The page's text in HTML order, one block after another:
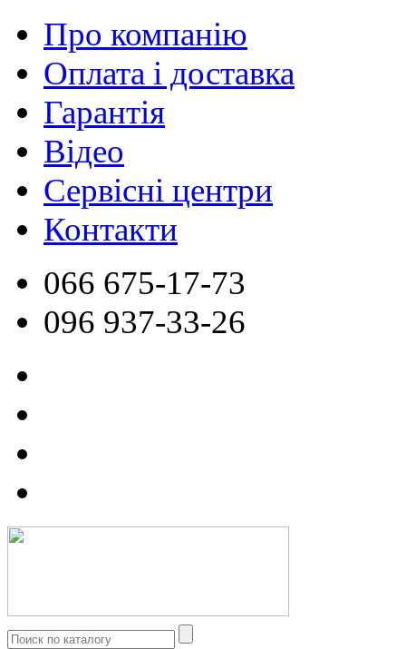
Про компанію
Оплата і доставка
Гарантія
Відео
Сервісні центри
Контакти
066 675-17-73
096 937-33-26